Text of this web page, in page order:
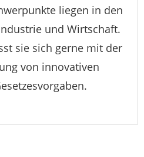
liegen in den
und Wirtschaft.
sie sich gerne mit der
von innovativen